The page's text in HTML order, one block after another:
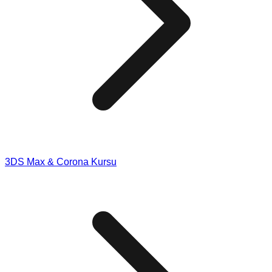
3DS Max & Corona Kursu